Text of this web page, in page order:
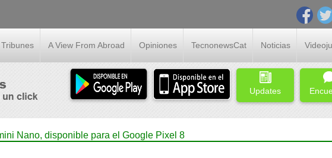
Tribunes A View From Abroad Opiniones TecnonewsCat Noticias
Updates
Nano, disponible para el Google Pixel 8